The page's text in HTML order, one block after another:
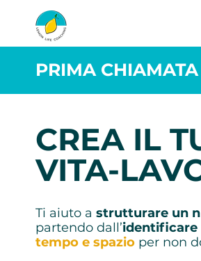
PRIMA
CREA IL
VITA-
Ti aiuto a strutturare un
partendo dall’identificare
tempo e spazio per non